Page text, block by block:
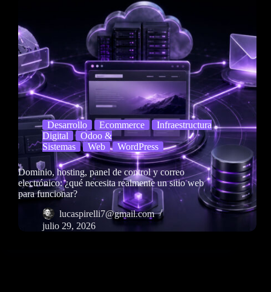
Desarrollo Ecommerce
Infraestructura
Digital
Odoo &
Sistemas
Web WordPress
Dominio, hosting, panel de control y correo
electrónico: ¿qué necesita realmente un sitio web
para funcionar?
lucaspirelli7@gmail.com
julio 29, 2026